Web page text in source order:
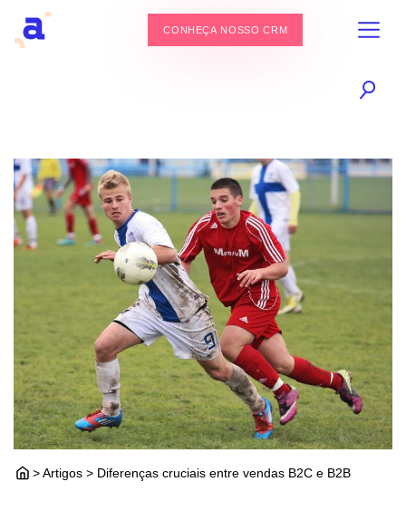
CONHEÇA NOSSO CRM
> Artigos > Diferenças cruciais entre vendas B2C e B2B